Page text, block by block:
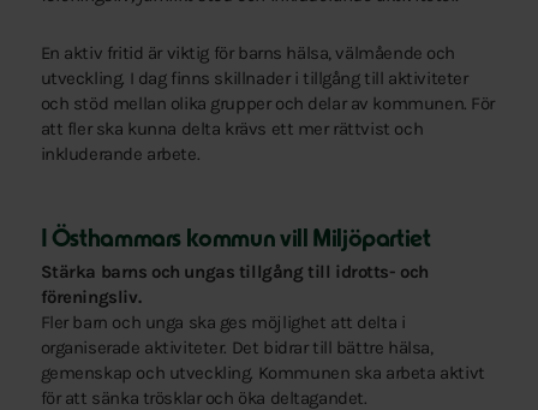
En aktiv fritid är viktig för barns hälsa, välmående och
utveckling. I dag finns skillnader i tillgång till aktiviteter
och stöd mellan olika grupper och delar av kommunen. För
att fler ska kunna delta krävs ett mer rättvist och
inkluderande arbete.
I Östhammars kommun vill Miljöpartiet
Stärka barns och ungas tillgång till idrotts- och
föreningsliv.
Fler barn och unga ska ges möjlighet att delta i
organiserade aktiviteter. Det bidrar till bättre hälsa,
gemenskap och utveckling. Kommunen ska arbeta aktivt
för att sänka trösklar och öka deltagandet.